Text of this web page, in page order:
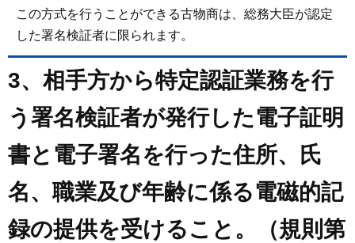
この方式を行うことができる古物商は、総務大臣が認定
した署名検証者に限られます。
3、相手方から特定認証業務を行
う署名検証者が発行した電子証明
書と電子署名を行った住所、氏
名、職業及び年齢に係る電磁的記
録の提供を受けること。（規則第